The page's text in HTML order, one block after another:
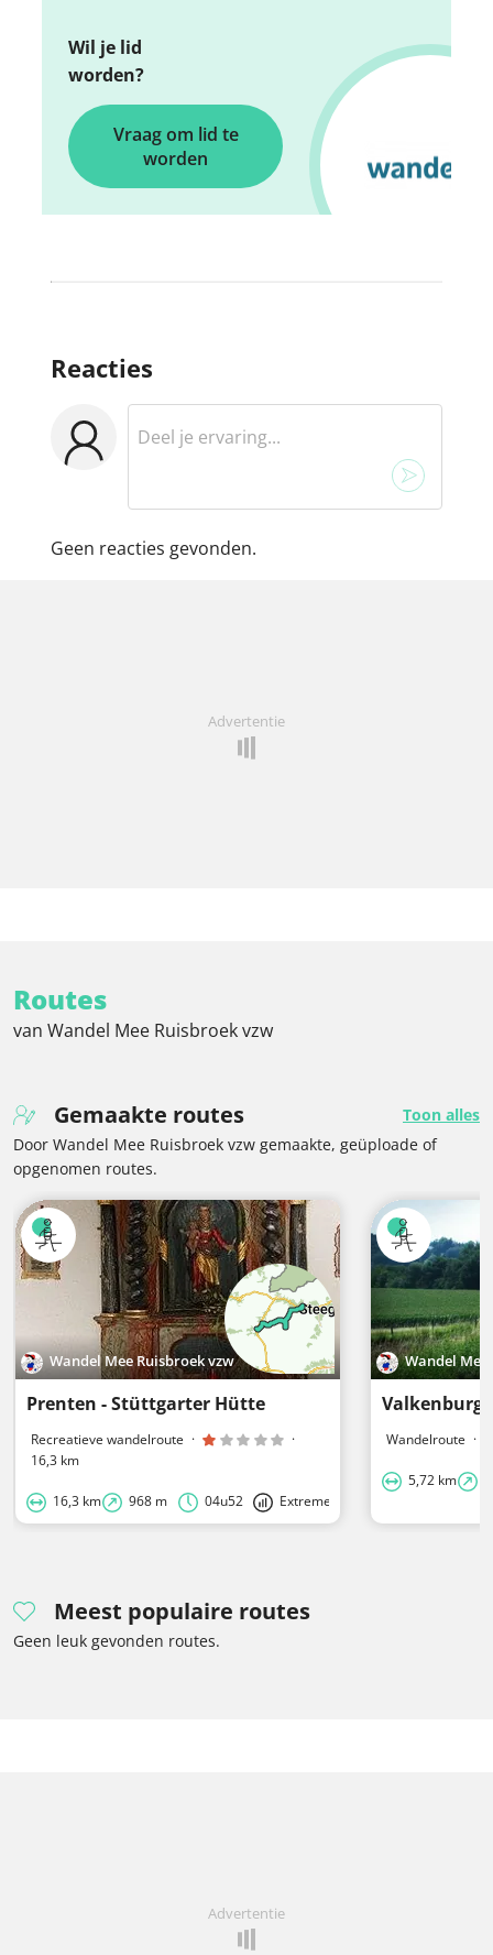
Wil je lid
worden?
Vraag om lid te
worden
Reacties
Geen reacties gevonden.
Advertentie
Routes
van Wandel Mee Ruisbroek vzw
Gemaakte routes
Toon alles
Door Wandel Mee Ruisbroek vzw gemaakte, geüploade of
opgenomen routes.
Wandel Mee Ruisbroek vzw
Prenten - Stüttgarter Hütte
Recreatieve wandelroute ·
·
16,3 km
16,3 km 968 m 04u52 Extreme
Wandel
Wandelroute ·
5,72 km
Meest populaire routes
Geen leuk gevonden routes.
Advertentie